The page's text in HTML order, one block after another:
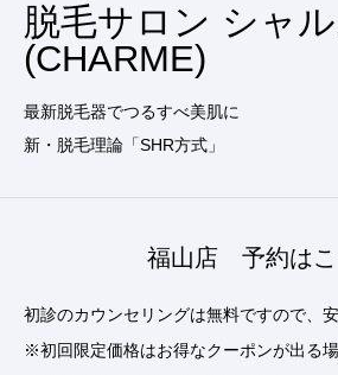
脱毛サロン シャ
(CHARME)
最新脱毛器でつるすべ美肌に
新・脱毛理論「SHR方式」
福山店 予約はこ
初診のカウンセリングは無料ですので、
※初回限定価格はお得なクーポンが出る